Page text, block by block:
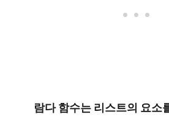
람다 함수는 리스트의 요소